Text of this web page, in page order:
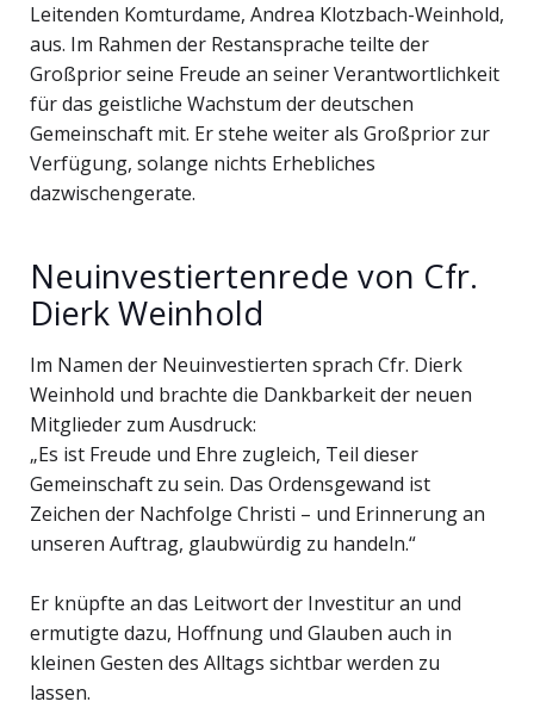
Leitenden Komturdame, Andrea Klotzbach-Weinhold,
aus. Im Rahmen der Restansprache teilte der
Großprior seine Freude an seiner Verantwortlichkeit
für das geistliche Wachstum der deutschen
Gemeinschaft mit. Er stehe weiter als Großprior zur
Verfügung, solange nichts Erhebliches
dazwischengerate.
Neuinvestiertenrede von Cfr.
Dierk Weinhold
Im Namen der Neuinvestierten sprach Cfr. Dierk
Weinhold und brachte die Dankbarkeit der neuen
Mitglieder zum Ausdruck:
„Es ist Freude und Ehre zugleich, Teil dieser
Gemeinschaft zu sein. Das Ordensgewand ist
Zeichen der Nachfolge Christi – und Erinnerung an
unseren Auftrag, glaubwürdig zu handeln.“
Er knüpfte an das Leitwort der Investitur an und
ermutigte dazu, Hoffnung und Glauben auch in
kleinen Gesten des Alltags sichtbar werden zu
lassen.